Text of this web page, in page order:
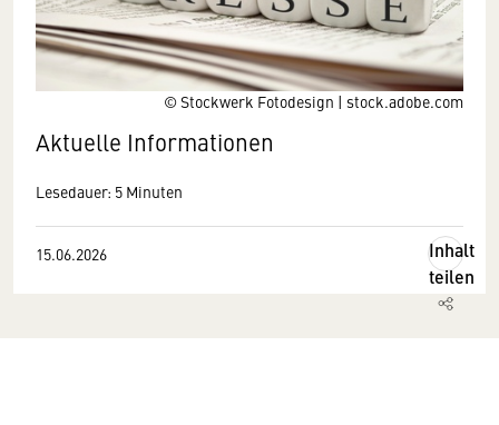
© Stockwerk Fotodesign | stock.adobe.com
Aktuelle Informationen
Lesedauer: 5 Minuten
15.06.2026
Inhalt
teilen